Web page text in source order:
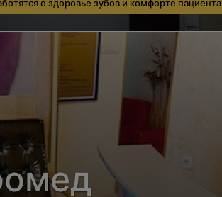
о здоровье зубов и комфорте пациента